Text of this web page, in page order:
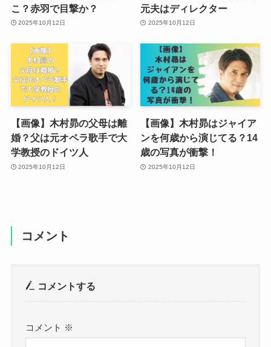
こ？赤羽で目撃か？
2025年10月12日
元夫はディレクター
2025年10月12日
【画像】木村昴の父母は離
婚？父は元オペラ歌手で大
学教授のドイツ人
2025年10月12日
【画像】木村昴はジャイア
ンを何歳から演じてる？14
歳の写真が衝撃！
2025年10月12日
コメント
コメントする
コメント ※